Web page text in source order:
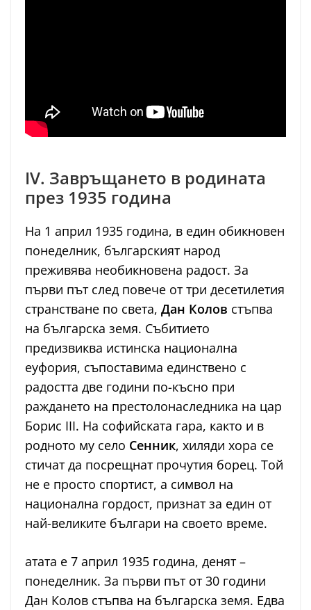
IV. Завръщането в родината
през 1935 година
На 1 април 1935 година, в един обикновен
понеделник, българският народ
преживява необикновена радост. За
първи път след повече от три десетилетия
странстване по света, Дан Колов стъпва
на българска земя. Събитието
предизвиква истинска национална
еуфория, съпоставима единствено с
радостта две години по-късно при
раждането на престолонаследника на цар
Борис III. На софийската гара, както и в
родното му село Сенник, хиляди хора се
стичат да посрещнат прочутия борец. Той
не е просто спортист, а символ на
национална гордост, признат за един от
най-великите българи на своето време.
атата е 7 април 1935 година, денят –
понеделник. За първи път от 30 години
Дан Колов стъпва на българска земя. Едва